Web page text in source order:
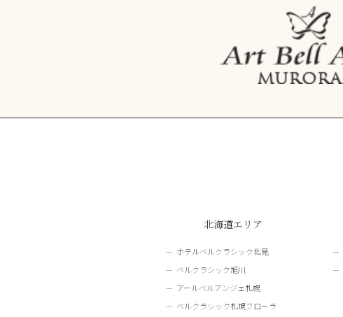
北海道エリア
ホテルベルクラシック北見
ベルクラシック旭川
アールベルアンジェ札幌
ベルクラシック札幌フローラ